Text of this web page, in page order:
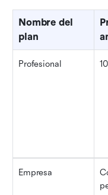
Nombre del
plan
Profesional
Empresa